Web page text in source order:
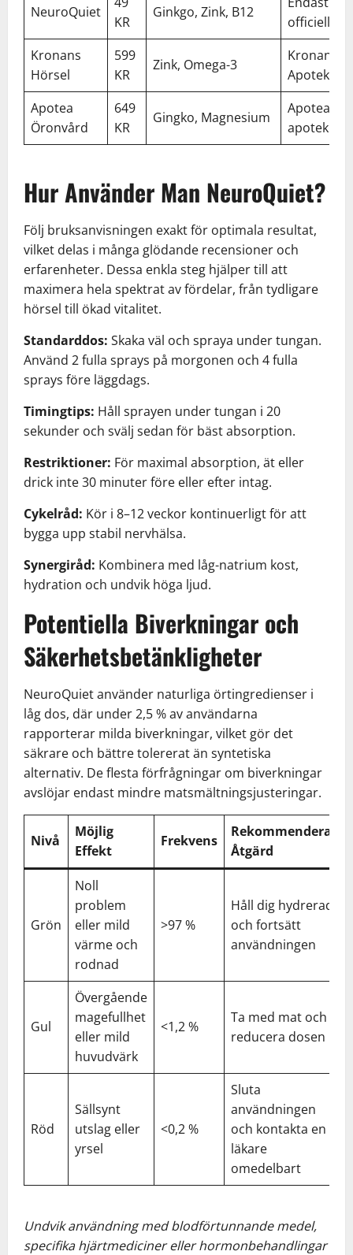
NeuroQuiet
KR
Ginkgo, Zink, B12
officiell
Kronans
Hörsel
599
KR
Zink, Omega-3
Kronans
Apotek
Apotea
Öronvård
649
KR
Gingko, Magnesium
Apotea,
apotek
Hur Använder Man NeuroQuiet?
Följ bruksanvisningen exakt för optimala resultat,
vilket delas i många glödande recensioner och
erfarenheter. Dessa enkla steg hjälper till att
maximera hela spektrat av fördelar, från tydligare
hörsel till ökad vitalitet.
Standarddos: Skaka väl och spraya under tungan.
Använd 2 fulla sprays på morgonen och 4 fulla
sprays före läggdags.
Timingtips: Håll sprayen under tungan i 20
sekunder och svälj sedan för bäst absorption.
Restriktioner: För maximal absorption, ät eller
drick inte 30 minuter före eller efter intag.
Cykelråd: Kör i 8–12 veckor kontinuerligt för att
bygga upp stabil nervhälsa.
Synergiråd: Kombinera med låg-natrium kost,
hydration och undvik höga ljud.
Potentiella Biverkningar och
Säkerhetsbetänkligheter
NeuroQuiet använder naturliga örtingredienser i
låg dos, där under 2,5 % av användarna
rapporterar milda biverkningar, vilket gör det
säkrare och bättre tolererat än syntetiska
alternativ. De flesta förfrågningar om biverkningar
avslöjar endast mindre matsmältningsjusteringar.
Nivå
Möjlig
Effekt
Frekvens
Rekommenderad
Åtgärd
Grön
Noll
problem
eller mild
värme och
rodnad
>97 %
Håll dig hydrerad
och fortsätt
användningen
Gul
Övergående
magefullhet
eller mild
huvudvärk
<1,2 %
Ta med mat och
reducera dosen
Röd
Sällsynt
utslag eller
yrsel
<0,2 %
Sluta
användningen
och kontakta en
läkare
omedelbart
Undvik användning med blodförtunnande medel,
specifika hjärtmediciner eller hormonbehandlingar